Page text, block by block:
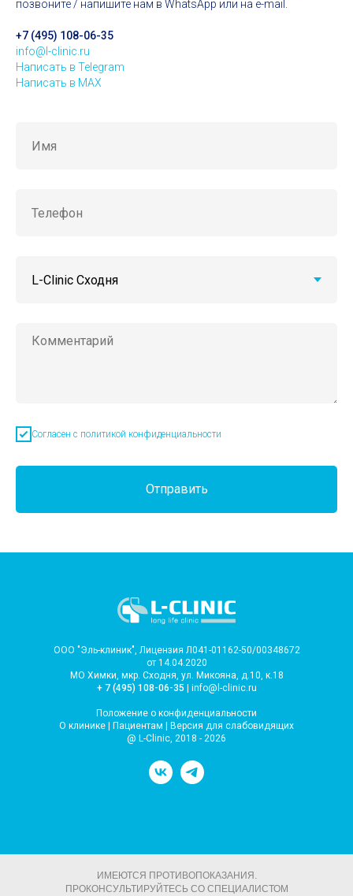
позвоните / напишите нам в WhatsApp или на e-mail.
+7 (495) 108-06-35
info@l-clinic.ru
Написать в Telegram
Написать в MAX
Согласен с политикой конфиденциальности
Отправить
ООО "Эль-клиник", Лицензия Л041-01162-50/00348672
от 14.04.2020
МО Химки, мкр. Сходня, ул. Микояна, д.10, к.18
+ 7 (495) 108-06-35 | info@l-clinic.ru
Положение о конфиденциальности
О клинике | Пациентам | Версия для слабовидящих
@ L-Clinic, 2018 - 2026
ИМЕЮТСЯ ПРОТИВОПОКАЗАНИЯ.
ПРОКОНСУЛЬТИРУЙТЕСЬ СО СПЕЦИАЛИСТОМ